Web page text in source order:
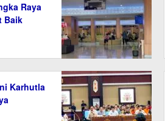
Raya
Baik
Karhutla